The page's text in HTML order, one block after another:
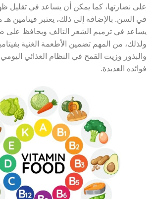
على نضارتها، كما يمكن أن يساعد في تقليل
في السن. بالإضافة إلى ذلك، يعتبر فيتامين
يساعد في ترميم الشعر التالف ويحافظ على
ولذلك، من المهم تضمين الأطعمة الغنية
والبذور وزيت القمح في النظام الغذائي
فوائده العديدة.